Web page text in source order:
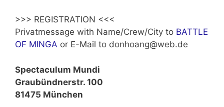
>>> REGISTRATION <<<
Privatmessage with Name/Crew/City to BATTLE
OF MINGA or E-Mail to donhoang@web.de
Spectaculum Mundi
Graubündnerstr. 100
81475 München